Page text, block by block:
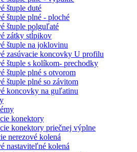
štuple duté
štuple plné - ploché
štuple polguľaté
zátky stĺpikov
štuple na joklovinu
zasúvacie koncovky U profilu
štuple s kolíkom- prechodky
štuple plné s otvorom
štuple plné so závitom
koncovky na guľatinu
konektory
konektory priečnej výplne
nerezové kolená
nastaviteľné kolená